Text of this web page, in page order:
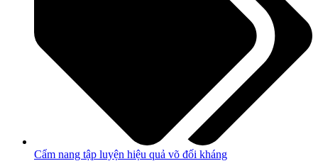
Cẩm nang tập luyện hiệu quả võ đối kháng